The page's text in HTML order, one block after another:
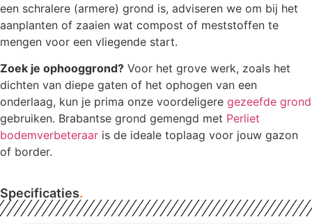
een schralere (armere) grond is, adviseren we om bij het
aanplanten of zaaien wat compost of meststoffen te
mengen voor een vliegende start.
Zoek je ophooggrond? Voor het grove werk, zoals het
dichten van diepe gaten of het ophogen van een
onderlaag, kun je prima onze voordeligere gezeefde grond
gebruiken. Brabantse grond gemengd met Perliet
bodemverbeteraar is de ideale toplaag voor jouw gazon
of border.
Specificaties.